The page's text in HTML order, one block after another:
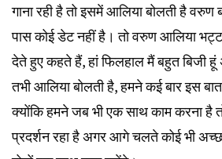
गाना रही है तो इसमें आलिया बोलती है
पास कोई डेट नहीं है। तो वरुण आलिया
देते हुए कहते हैं, हां फिलहाल मैं बहुत बिजी
तभी आलिया बोलती है, हमने कई बार इस
क्योंकि हमने जब भी एक साथ काम करना है
प्रदर्शन रहा है अगर आगे चलते कोई भी